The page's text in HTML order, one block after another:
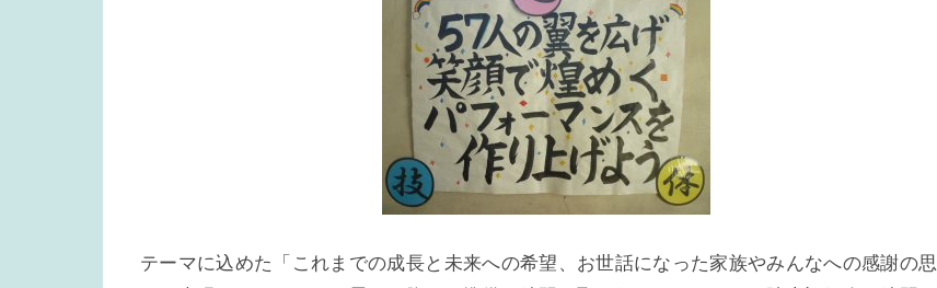
テーマに込めた「これまでの成長と未来への希望、お世話になった家族やみんなへの感謝の思